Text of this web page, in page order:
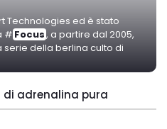
Technologies ed è stato
# Focus, a partire dal 2005,
serie della berlina culto di
di adrenalina pura